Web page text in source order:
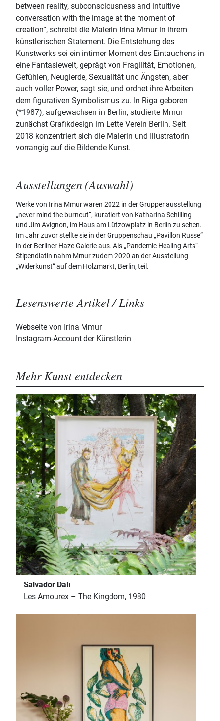
between reality, subconsciousness and intuitive
conversation with the image at the moment of
creation“, schreibt die Malerin Irina Mmur in ihrem
künstlerischen Statement. Die Entstehung des
Kunstwerks sei ein intimer Moment des Eintauchens in
eine Fantasiewelt, geprägt von Fragilität, Emotionen,
Gefühlen, Neugierde, Sexualität und Ängsten, aber
auch voller Power, sagt sie, und ordnet ihre Arbeiten
dem figurativen Symbolismus zu. In Riga geboren
(*1987), aufgewachsen in Berlin, studierte Mmur
zunächst Grafikdesign im Lette Verein Berlin. Seit
2018 konzentriert sich die Malerin und Illustratorin
vorrangig auf die Bildende Kunst.
Ausstellungen (Auswahl)
Werke von Irina Mmur waren 2022 in der Gruppenausstellung
„never mind the burnout“, kuratiert von Katharina Schilling
und Jim Avignon, im Haus am Lützowplatz in Berlin zu sehen.
Im Jahr zuvor stellte sie in der Gruppenschau „Pavillon Russe“
in der Berliner Haze Galerie aus. Als „Pandemic Healing Arts“-
Stipendiatin nahm Mmur zudem 2020 an der Ausstellung
„Widerkunst“ auf dem Holzmarkt, Berlin, teil.
Lesenswerte Artikel / Links
Webseite von Irina Mmur
Instagram-Account der Künstlerin
Mehr Kunst entdecken
Salvador Dalí
Les Amourex – The Kingdom, 1980